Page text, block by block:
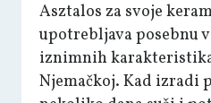
Asztalos za svoje
upotrebljava posebnu
iznimnih
Njemačkoj. Kad izradi